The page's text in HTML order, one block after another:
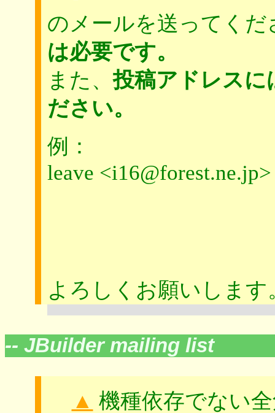
のメールを送ってくだ
は必要です。
また、投稿アドレスに
ださい。
例：
leave <i16@forest.ne.jp>
よろしくお願いしま
-- JBuilder mailing list
▲ 機種依存でない